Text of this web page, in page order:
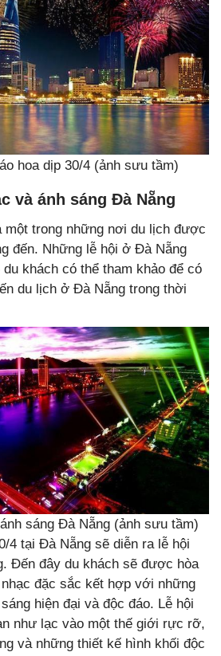
hoa dịp 30/4 (ảnh sưu tầm)
và ánh sáng Đà Nẵng
một trong những nơi du lịch được
đến. Những lễ hội ở Đà Nẵng
khách có thể tham khảo để có
du lịch ở Đà Nẵng trong thời
sáng Đà Nẵng (ảnh sưu tầm)
4 tại Đà Nẵng sẽ diễn ra lễ hội
Đến đây du khách sẽ được hòa
đặc sắc kết hợp với những
hiện đại và độc đáo. Lễ hội
như lạc vào một thế giới rực rỡ,
và những thiết kế hình khối độc